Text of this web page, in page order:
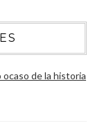
ocaso de la historia